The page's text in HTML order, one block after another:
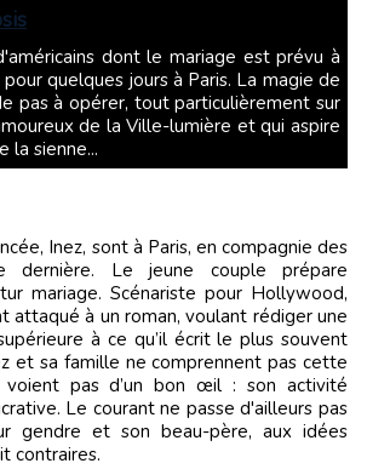
quelques jours à Paris. La magie de
pas à opérer, tout particulièrement sur
de la Ville-lumière et qui aspire
la sienne...
dernière. Le jeune couple prépare
mariage. Scénariste pour Hollywood,
attaqué à un roman, voulant rédiger une
à ce qu’il écrit le plus souvent
et sa famille ne comprennent pas cette
pas d’un bon œil : son activité
Le courant ne passe d'ailleurs pas
gendre et son beau-père, aux idées
contraires.